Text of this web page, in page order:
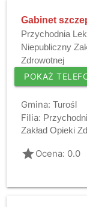
Gabinet
Przychodnia
Niepubliczny
Zdrowotnej
POKAŻ
Gmina: Turośl
Filia:
Zakład Opieki
gradeOcena: 0.0